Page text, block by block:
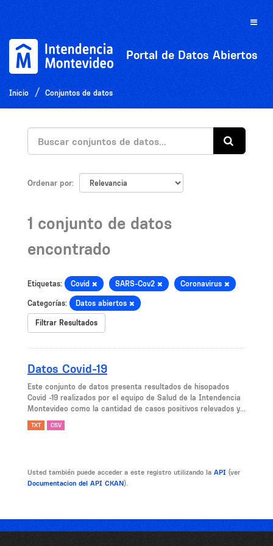
Toggle
Portal de Datos Abiertos
Inicio Conjuntos de datos
Ordenar por
1 conjunto de datos
encontrado
Etiquetas: Covid SARS-Cov2 Coronavirus
Categorías: Datos abiertos
Filtrar Resultados
Datos Covid-19
Este conjunto de datos presenta resultados de hisopados
Covid -19 realizados por el equipo de Salud de la Intendencia
Montevideo como la cantidad de casos positivos relevados y...
TXT CSV
Usted también puede acceder a este registro utilizando la API (ver
Documentacion del API CKAN).